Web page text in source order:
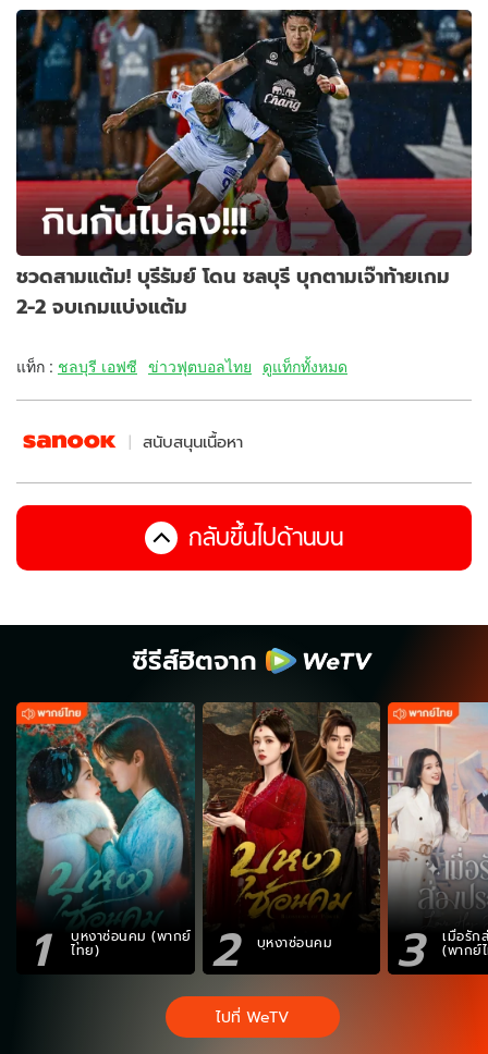
ชวดสามแต้ม! บุรีรัมย์ โดน ชลบุรี บุกตามเจ๊าท้ายเกม
2-2 จบเกมแบ่งแต้ม
แท็ก : ชลบุรี เอฟซี ข่าวฟุตบอลไทย ดูแท็กทั้งหมด
สนับสนุนเนื้อหา
กลับขึ้นไปด้านบน
ซีรีส์ฮิตจาก
1 บุหงาซ่อนคม (พากย์
ไทย) 2 บุหงาซ่อนคม 3 เมื่อรัก
(พากย์
ไปที่ WeTV